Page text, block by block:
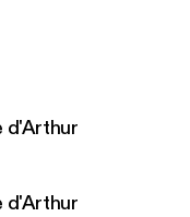
into a binary
d'Arthur
d'Arthur